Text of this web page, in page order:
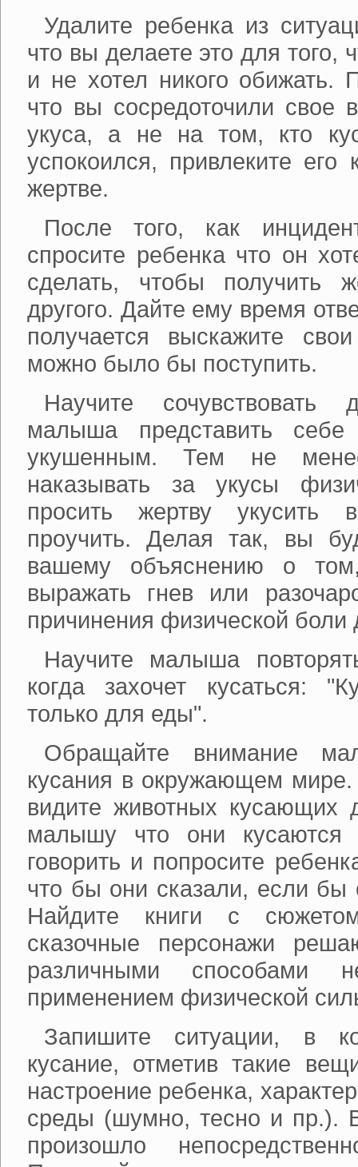
Удалите ребенка из
что вы делаете это для того,
и не хотел никого обижать.
что вы сосредоточили свое
укуса, а не на том, кто
успокоился, привлеките
жертве.
После того, как
спросите ребенка что он
сделать, чтобы получить
другого. Дайте ему время
получается выскажите
можно было бы поступить.
Научите сочувствовать
малыша представить
укушенным. Тем не
наказывать за укусы
просить жертву укусить
проучить. Делая так, вы
вашему объяснению о
выражать гнев или
причинения физической боли
Научите малыша
когда захочет кусаться:
только для еды".
Обращайте внимание
кусания в окружающем
видите животных кусающих
малышу что они
говорить и попросите
что бы они сказали, если бы
Найдите книги с
сказочные персонажи
различными способами
применением физической
Запишите ситуации, в
кусание, отметив такие
настроение ребенка,
среды (шумно, тесно и пр.).
произошло